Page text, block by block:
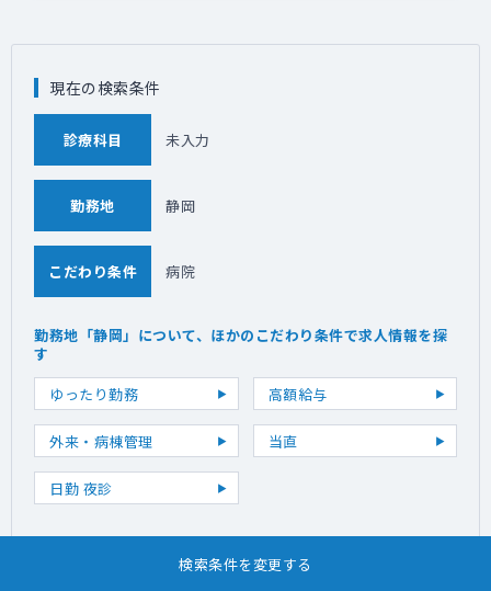
検索条件を変更する
現在の検索条件
診療科目 未入力
勤務地 静岡
こだわり条件 病院
勤務地「静岡」について、ほかのこだわり条件で求人情報を探
す
ゆったり勤務
高額給与
外来・病棟管理 当直
日勤 夜診